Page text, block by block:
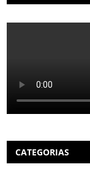
CATEGORIAS